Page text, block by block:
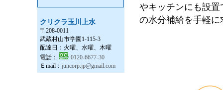
クリクラ玉川上水
〒208-0011
武蔵村山市学園1-115-3
配達日：火曜、水曜、木曜
電話：
0120-6677-30
Ｅmail： juncorp.jp@gmail.com
１人３リット
例えば、家族
やキッチンにも設
の水分補給を手軽